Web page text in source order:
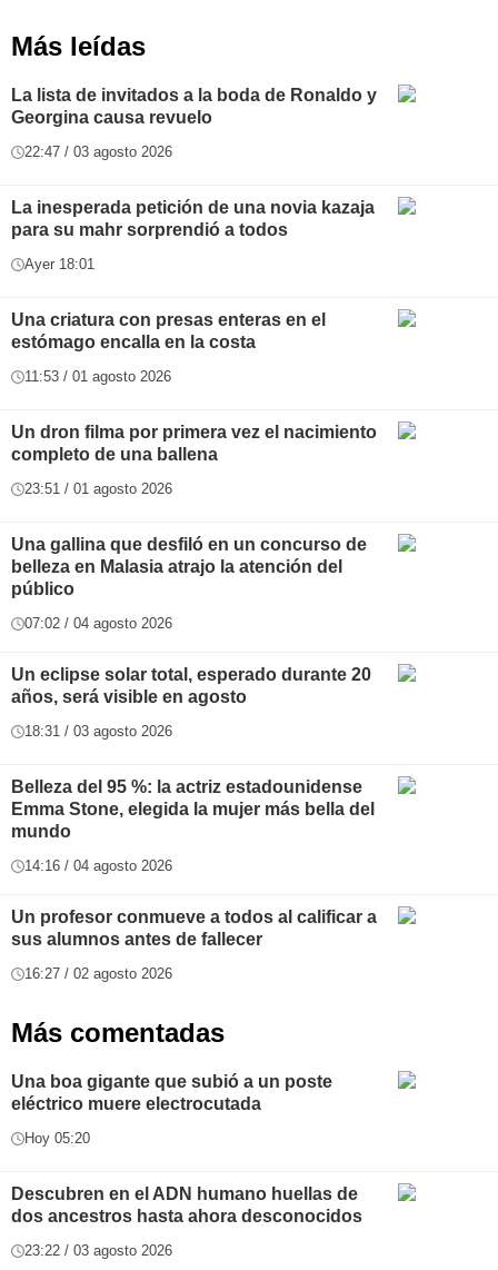
Más leídas
La lista de invitados a la boda de Ronaldo y
Georgina causa revuelo
22:47 / 03 agosto 2026
La inesperada petición de una novia kazaja
para su mahr sorprendió a todos
Ayer 18:01
Una criatura con presas enteras en el
estómago encalla en la costa
11:53 / 01 agosto 2026
Un dron filma por primera vez el nacimiento
completo de una ballena
23:51 / 01 agosto 2026
Una gallina que desfiló en un concurso de
belleza en Malasia atrajo la atención del
público
07:02 / 04 agosto 2026
Un eclipse solar total, esperado durante 20
años, será visible en agosto
18:31 / 03 agosto 2026
Belleza del 95 %: la actriz estadounidense
Emma Stone, elegida la mujer más bella del
mundo
14:16 / 04 agosto 2026
Un profesor conmueve a todos al calificar a
sus alumnos antes de fallecer
16:27 / 02 agosto 2026
Más comentadas
Una boa gigante que subió a un poste
eléctrico muere electrocutada
Hoy 05:20
Descubren en el ADN humano huellas de
dos ancestros hasta ahora desconocidos
23:22 / 03 agosto 2026